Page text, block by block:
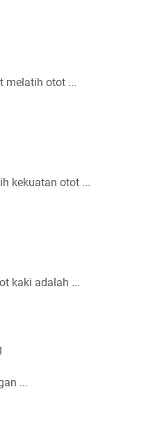
melatih otot ...
kekuatan otot ...
kaki adalah ...
...